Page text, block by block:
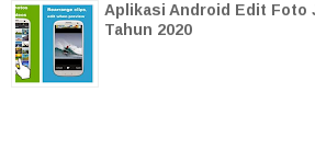
Aplikasi Android Edit Foto
Tahun 2020